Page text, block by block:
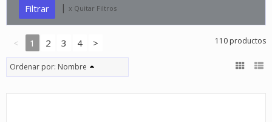
| x Quitar Filtros
< 1 2 3 4 > 110 productos
Ordenar por: Nombre